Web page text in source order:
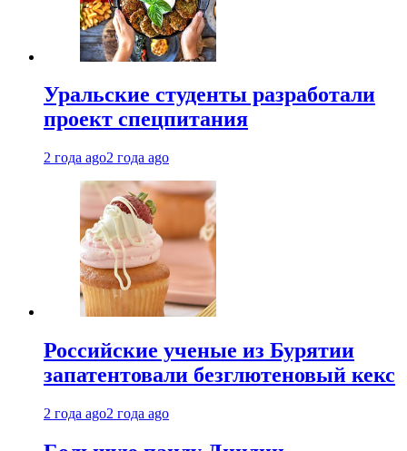
Уральские студенты разработали
проект спецпитания
2 года ago2 года ago
Российские ученые из Бурятии
запатентовали безглютеновый кекс
2 года ago2 года ago